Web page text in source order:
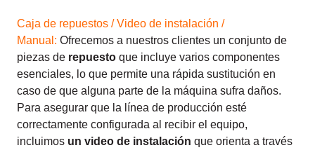
Caja de repuestos / Video de instalación /
Manual: Ofrecemos a nuestros clientes un conjunto de
piezas de repuesto que incluye varios componentes
esenciales, lo que permite una rápida sustitución en
caso de que alguna parte de la máquina sufra daños.
Para asegurar que la línea de producción esté
correctamente configurada al recibir el equipo,
incluimos un video de instalación que orienta a través